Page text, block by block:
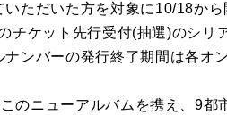
いただいた方を対象に10/18か
チケット先行受付(抽選)のシリ
ンバーの発行終了期間は各オ
のニューアルバムを携え、9